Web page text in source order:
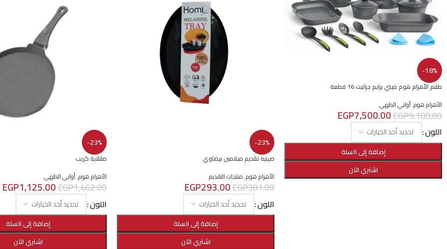
-18%
طقم الأهرام هوم ميني برايم جرانيت 16 قطعة
الأهرام هوم,أواني الطهي
EGP9,100.00
EGP7,500.00
اللون
إضافة إلى السلة
اشتري الآن
-23%
صينية تقديم ميلامين بيضاوي
الأهرام هوم,منتجات التقديم
EGP381.00
EGP293.00
اللون
إضافة إلى السلة
اشتري الآن
-23%
مقلاية كريب
الأهرام هوم,أواني الطهي
EGP1,462.00
EGP1,125.00
اللون
إضافة إلى السلة
اشتري الآن